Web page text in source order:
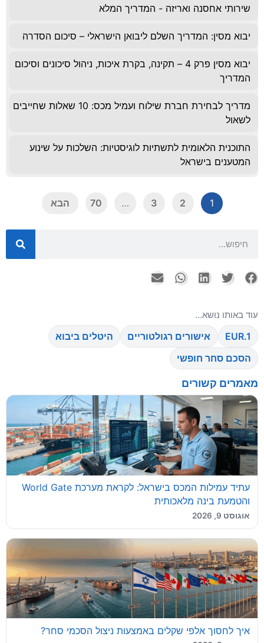
עוד באותו נושא…
EUR.1 אישורים רגולטוריים
היטלים ביבוא
הסכם סחר חופשי
מאמרים קשורים
עתיד עמילות המכס בישראל: לקראת מערכת World Gate
והטמעת בינה מלאכותית
אוגוסט 9, 2026
איך לחסוך אלפי שקלים באמצעות ניצול הסכמי סחר?
שירותי אחסנה ואריזה - המדריך המלא
יבוא מסין: המדריך השלם ליבואן הישראלי – סיכום הסדרה
יבוא מסין פרק 4 – תקינה, בקרת איכות, ניהול סיכונים וסיכום
המדריך
מדריך לבחירת חברת שילוח ועמיל מכס: 10 שאלות שחייבים
לשאול
התוכנית הלאומית לתשתיות לוגיסטיות: השלכות על שינוע
המטענים בישראל
1
2
3
…
70 הבא